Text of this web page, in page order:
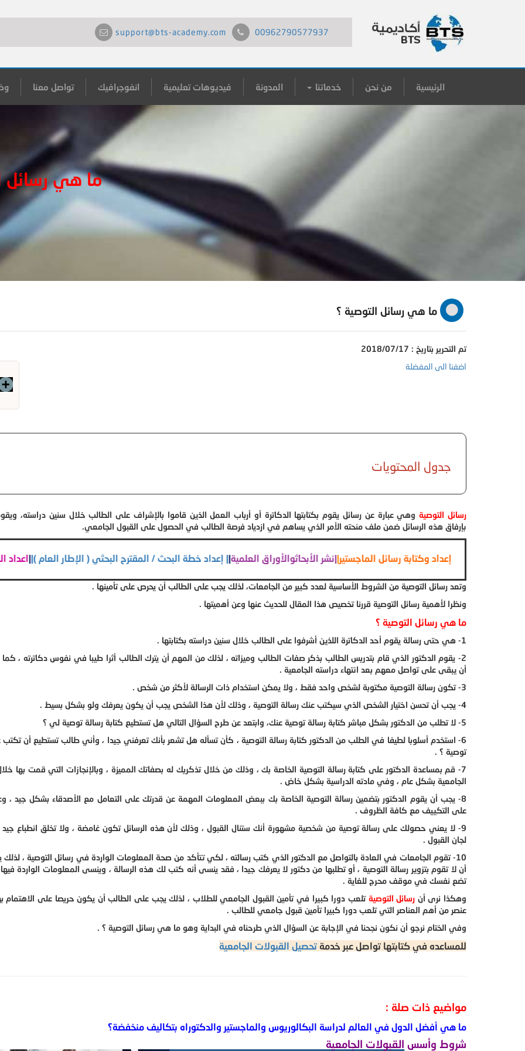
00962790577937
support@bts-academy.com
الرئيسية من نحن خدماتنا المدونة فيديوهات تعليمية انفوجرافيك تواصل معنا
ما هي رسائل
ما هي رسائل التوصية ؟
تم التحرير بتاريخ : 2018/07/17
اضفنا الى المفضلة
جدول المحتويات
رسائل التوصيةوهي عبارة عن رسائل يقوم بكتابتها الدكاترة أو أرباب العمل الذين قاموا بالإشراف على الطالب خلال سنين دراسته،
بإرفاق هذه الرسائل ضمن ملف منحته الأمر الذي يساهم في ازدياد فرصة الطالب في الحصول على القبول الجامعي.
| المساعدة في إعداد وكتابة رسائل الماجستير|
|نشر الأبحاثوالأوراق العلمية| | إعداد خطة البحث / المقترح البحثي ( الإطار
وتعد رسائل التوصية من الشروط الأساسية لعدد كبير من الجامعات، لذلك يجب على الطالب أن يحرص على تأمينها .
ونظرا لأهمية رسائل التوصية قررنا تخصيص هذا المقال للحديث عنها وعن أهميتها .
ما هي رسائل التوصية ؟
1- هي حتى رسالة يقوم أحد الدكاترة اللذين أشرفوا على الطالب خلال سنين دراسته بكتابتها .
2- يقوم الدكتور الذي قام بتدريس الطالب بذكر صفات الطالب وميزاته ، لذلك من المهم أن يترك الطالب أثرا طيبا في نفوس دكاترته ،
أن يبقى على تواصل معهم بعد انتهاء دراسته الجامعية .
3- تكون رسالة التوصية مكتوبة لشخص واحد فقط ، ولا يمكن استخدام ذات الرسالة لأكثر من شخص .
4- يجب أن تحسن اختيار الشخص الذي سيكتب عنك رسالة التوصية ، وذلك لأن هذا الشخص يجب أن يكون يعرفك ولو بشكل بسيط .
5- لا تطلب من الدكتور بشكل مباشر كتابة رسالة توصية عنك، وابتعد عن طرح السؤال التالي هل تستطيع كتابة رسالة توصية لي ؟
6- استخدم أسلوبا لطيفا في الطلب من الدكتور كتابة رسالة التوصية ، كأن تسأله هل تشعر بأنك تعرفني جيدا ، وأني طالب تستطيع أن تكتب
توصية ؟ .
7- قم بمساعدة الدكتور على كتابة رسالة التوصية الخاصة بك ، وذلك من خلال تذكريك له بصفاتك المميزة ، وبالإنجازات التي قمت بها
الجامعية بشكل عام ، وفي مادته الدراسية بشكل خاض .
8- يجب أن يقوم الدكتور بتضمين رسالة التوصية الخاصة بك ببعض المعلومات المهمة عن قدرتك على التعامل مع الأصدقاء بشكل جيد ،
على التكييف مع كافة الظروف .
9- لا يعني حصولك على رسالة توصية من شخصية مشهورة أنك ستنال القبول ، وذلك لأن هذه الرسائل تكون غامضة ، ولا تخلق انطباع
لجان القبول .
10- تقوم الجامعات في العادة بالتواصل مع الدكتور الذي كتب رسالته ، لكي تتأكد من صحة المعلومات الواردة في رسائل التوصية ،
أن لا تقوم بتزوير رسالة التوصية ، أو تطلبها من دكتور لا يعرفك جيدا ، فقد ينسى أنه كتب لك هذه الرسالة ، وينسى المعلومات الواردة
تضع نفسك في موقف محرج للغاية .
وهكذا نرى أن رسائل التوصية تلعب دورا كبيرا في تأمين القبول الجامعي للطلاب ، لذلك يجب على الطالب أن يكون حريصا على الاهتمام
عنصر من أهم العناصر التي تلعب دورا كبيرا تأمين قبول جامعي للطالب .
وفي الختام نرجو أن نكون نجحنا في الإجابة عن السؤال الذي طرحناه في البداية وهو ما هي رسائل التوصية ؟ .
للمساعده في كتابتها تواصل عبر خدمة تحصيل القبولات الجامعية
مواضيع ذات صلة :
ما هي أفضل الدول في العالم لدراسة البكالوريوس والماجستير والدكتوراه بتكاليف منخفضة؟
شروط وأسس القبولات الجامعية